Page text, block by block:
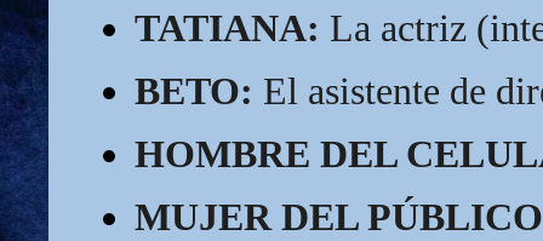
TATIANA: La actriz
BETO: El asistente de
HOMBRE DEL
MUJER DEL